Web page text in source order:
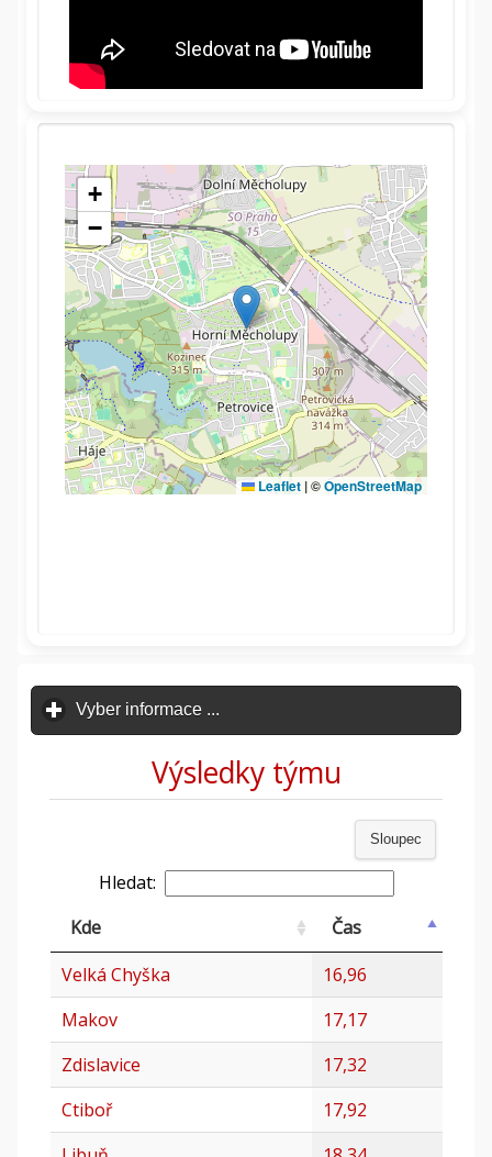
Vyber informace ...
Výsledky týmu
Sloupec
Hledat:
Kde
Čas
Velká Chyška
16,96
Makov
17,17
Zdislavice
17,32
Ctiboř
17,92